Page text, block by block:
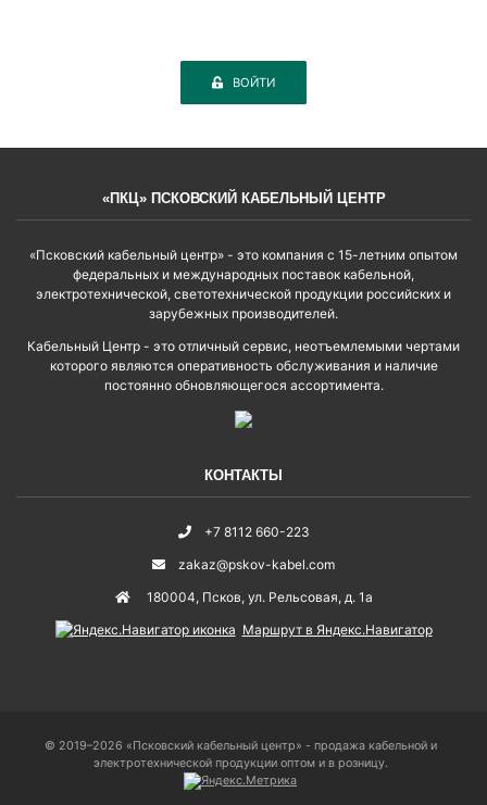
ВОЙТИ
«ПКЦ» ПСКОВСКИЙ КАБЕЛЬНЫЙ ЦЕНТР
«Псковский кабельный центр» - это компания с 15-летним опытом
федеральных и международных поставок кабельной,
электротехнической, светотехнической продукции российских и
зарубежных производителей.
Кабельный Центр - это отличный сервис, неотъемлемыми чертами
которого являются оперативность обслуживания и наличие
постоянно обновляющегося ассортимента.
КОНТАКТЫ
+7 8112 660-223
zakaz@pskov-kabel.com
180004, Псков, ул. Рельсовая, д. 1а
Маршрут в Яндекс.Навигатор
© 2019–2026 «Псковский кабельный центр» - продажа кабельной и
электротехнической продукции оптом и в розницу.